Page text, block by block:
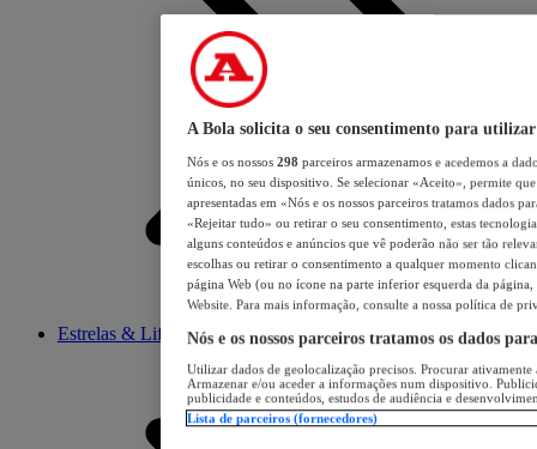
Estrelas & Lifestyle
A Bola solicita o seu consentimento para utilizar
Nós e os nossos 298 parceiros armazenamos e acedemos a
únicos, no seu dispositivo. Se selecionar «Aceito», permite
apresentadas em «Nós e os nossos parceiros tratamos dados
«Rejeitar tudo» ou retirar o seu consentimento, estas
alguns conteúdos e anúncios que vê poderão não ser tão
escolhas ou retirar o consentimento a qualquer momento
página Web (ou no ícone na parte inferior esquerda da página,
Website. Para mais informação, consulte a nossa política de
Nós e os nossos parceiros tratamos os dados
Utilizar dados de geolocalização precisos. Procurar
Armazenar e/ou aceder a informações num dispositivo.
publicidade e conteúdos, estudos de audiência e
Lista de parceiros (fornecedores)